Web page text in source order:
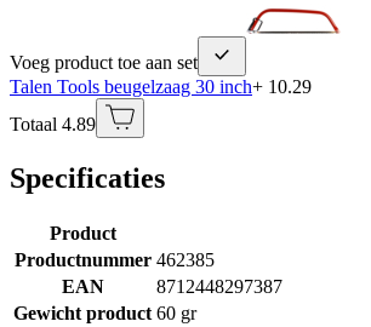
Voeg product toe aan set
Talen Tools beugelzaag 30 inch+ 10.29
Totaal 4.89
Specificaties
Product
Productnummer 462385
EAN
8712448297387
Gewicht product 60 gr